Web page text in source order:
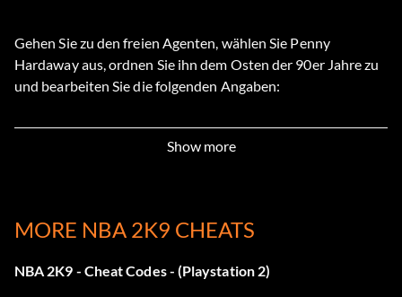
Gehen Sie zu den freien Agenten, wählen Sie Penny
Hardaway aus, ordnen Sie ihn dem Osten der 90er Jahre zu
und bearbeiten Sie die folgenden Angaben:
Show more
MORE NBA 2K9 CHEATS
NBA 2K9 - Cheat Codes - (Playstation 2)